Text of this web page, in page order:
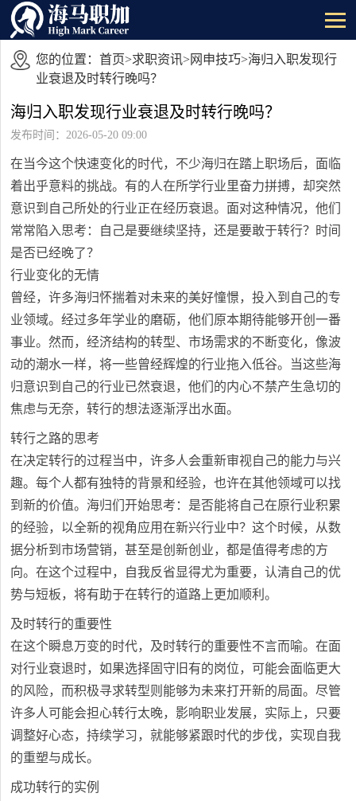
您的位置： 首页>求职资讯>网申技巧>海归入职发现行
业衰退及时转行晚吗？
海归入职发现行业衰退及时转行晚吗？
发布时间：2026-05-20 09:00
在当今这个快速变化的时代，不少海归在踏上职场后，面临
着出乎意料的挑战。有的人在所学行业里奋力拼搏，却突然
意识到自己所处的行业正在经历衰退。面对这种情况，他们
常常陷入思考：自己是要继续坚持，还是要敢于转行？时间
是否已经晚了？
行业变化的无情
曾经，许多海归怀揣着对未来的美好憧憬，投入到自己的专
业领域。经过多年学业的磨砺，他们原本期待能够开创一番
事业。然而，经济结构的转型、市场需求的不断变化，像波
动的潮水一样，将一些曾经辉煌的行业拖入低谷。当这些海
归意识到自己的行业已然衰退，他们的内心不禁产生急切的
焦虑与无奈，转行的想法逐渐浮出水面。
转行之路的思考
在决定转行的过程当中，许多人会重新审视自己的能力与兴
趣。每个人都有独特的背景和经验，也许在其他领域可以找
到新的价值。海归们开始思考：是否能将自己在原行业积累
的经验，以全新的视角应用在新兴行业中？这个时候，从数
据分析到市场营销，甚至是创新创业，都是值得考虑的方
向。在这个过程中，自我反省显得尤为重要，认清自己的优
势与短板，将有助于在转行的道路上更加顺利。
及时转行的重要性
在这个瞬息万变的时代，及时转行的重要性不言而喻。在面
对行业衰退时，如果选择固守旧有的岗位，可能会面临更大
的风险，而积极寻求转型则能够为未来打开新的局面。尽管
许多人可能会担心转行太晚，影响职业发展，实际上，只要
调整好心态，持续学习，就能够紧跟时代的步伐，实现自我
的重塑与成长。
成功转行的实例